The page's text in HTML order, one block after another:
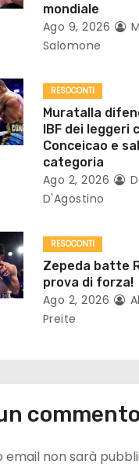
mondiale
Ago 9, 2026
Salomone
RESOCONTI
Muratalla
IBF dei leggeri
Conceicao e
categoria
Ago 2, 2026
D'Agostino
RESOCONTI
Zepeda batte
prova di forza!
Ago 2, 2026
Preite
commento
email non sarà